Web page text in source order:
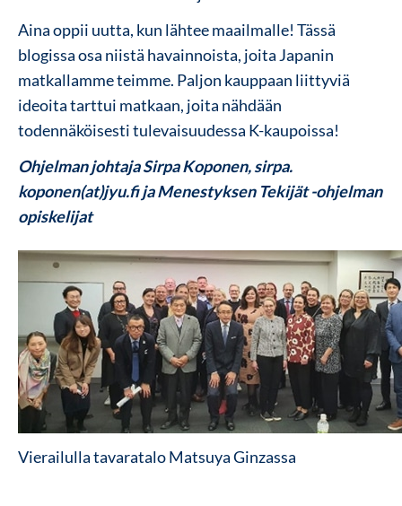
Aina oppii uutta, kun lähtee maailmalle! Tässä
blogissa osa niistä havainnoista, joita Japanin
matkallamme teimme. Paljon kauppaan liittyviä
ideoita tarttui matkaan, joita nähdään
todennäköisesti tulevaisuudessa K-kaupoissa!
Ohjelman johtaja Sirpa Koponen, sirpa.
koponen(at)jyu.fi ja Menestyksen Tekijät -ohjelman
opiskelijat
Vierailulla tavaratalo Matsuya Ginzassa